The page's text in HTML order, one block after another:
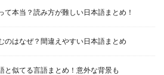
て本当？読み方が難しい日本語まとめ！
のはなぜ？間違えやすい日本語まとめ
と似てる言語まとめ！意外な背景も